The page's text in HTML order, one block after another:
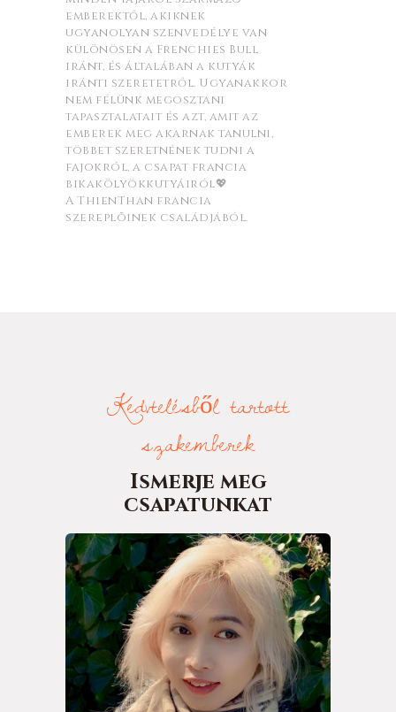
emberektől, akiknek
ugyanolyan szenvedélye van
különösen a Frenchies Bull
iránt, és általában a kutyák
iránti szeretetről. Ugyanakkor
nem félünk megosztani
tapasztalatait és azt, amit az
emberek meg akarnak tanulni,
többet szeretnének tudni a
fajokról, a csapat francia
bikakölyökkutyáiról💖
A ThienThan francia
szereplõinek családjából.
Kedvtelésből tartott
szakemberek
Ismerje meg
csapatunkat